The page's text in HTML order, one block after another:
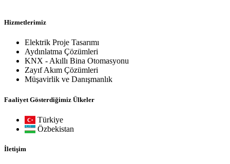
Hizmetlerimiz
Elektrik Proje Tasarımı
Aydınlatma Çözümleri
KNX - Akıllı Bina Otomasyonu
Zayıf Akım Çözümleri
Müşavirlik ve Danışmanlık
Faaliyet Gösterdiğimiz Ülkeler
Türkiye
Özbekistan
İletişim